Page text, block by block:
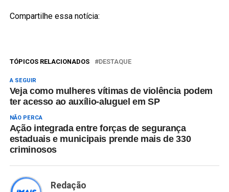
Compartilhe essa notícia:
TÓPICOS RELACIONADOS DESTAQUE
A SEGUIR
Veja como mulheres vítimas de violência podem
ter acesso ao auxílio-aluguel em SP
NÃO PERCA
Ação integrada entre forças de segurança
estaduais e municipais prende mais de 330
criminosos
Redação